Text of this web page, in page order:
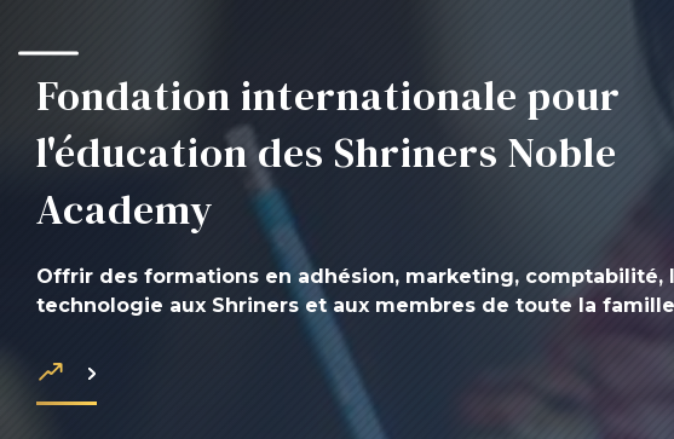
Fondation internationale pour
l'éducation des Shriners Noble
Academy
Offrir des formations en adhésion, marketing, comptabilité,
technologie aux Shriners et aux membres de toute la